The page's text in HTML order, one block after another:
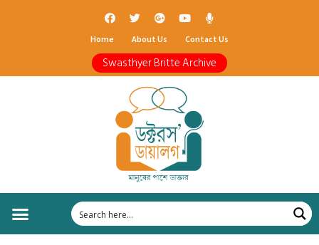
Home About Us Contact Us
Swasthyer Britte Archive